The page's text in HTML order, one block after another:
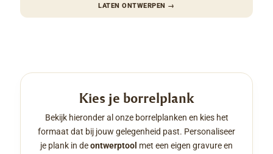
LATEN ONTWERPEN →
Kies je borrelplank
Bekijk hieronder al onze borrelplanken en kies het
formaat dat bij jouw gelegenheid past. Personaliseer
je plank in deontwerptool met een eigen gravure en